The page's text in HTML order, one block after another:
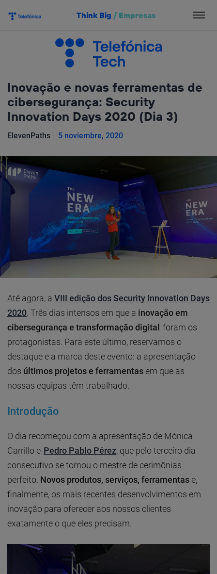
Think Big / Empresas
Inovação e novas ferramentas de
cibersegurança: Security
Innovation Days 2020 (Dia 3)
ElevenPaths 5 noviembre, 2020
Até agora, a VIII edição dos Security Innovation Days
2020 . Três dias intensos em que a inovação em
cibersegurança e transformação digital foram os
protagonistas. Para este último, reservamos o
destaque e a marca deste evento: a apresentação
dos últimos projetos e ferramentas em que as
nossas equipas têm trabalhado.
Introdução
O dia recomeçou com a apresentação de Mónica
Carrillo e Pedro Pablo Pérez, que pelo terceiro dia
consecutivo se tornou o mestre de cerimônias
perfeito. Novos produtos, serviços, ferramentas e,
finalmente, os mais recentes desenvolvimentos em
inovação para oferecer aos nossos clientes
exatamente o que eles precisam.